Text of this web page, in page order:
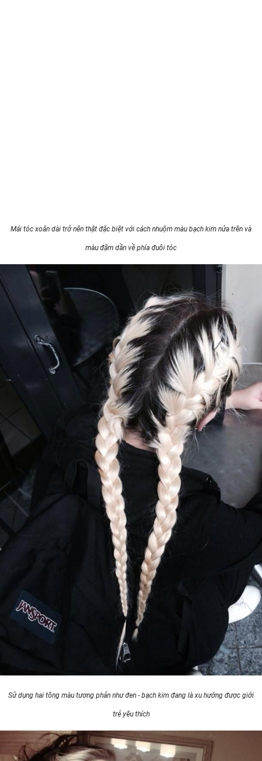
Mái tóc xoăn dài trở nên thật đặc biệt với cách nhuộm màu bạch kim nửa trên và
màu đậm dần về phía đuôi tóc
Sử dụng hai tông màu tương phản như đen - bạch kim đang là xu hướng được giới
trẻ yêu thích